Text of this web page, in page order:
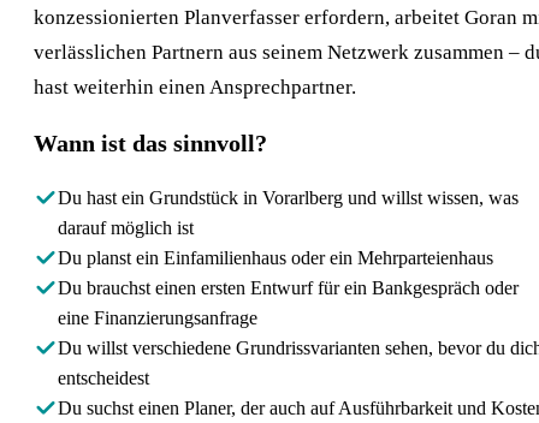
konzessionierten Planverfasser erfordern, arbeitet Goran
verlässlichen Partnern aus seinem Netzwerk zusammen –
hast weiterhin einen Ansprechpartner.
Wann ist das sinnvoll?
Du hast ein Grundstück in Vorarlberg und willst wissen, was
darauf möglich ist
Du planst ein Einfamilienhaus oder ein Mehrparteienhaus
Du brauchst einen ersten Entwurf für ein Bankgespräch oder
eine Finanzierungsanfrage
Du willst verschiedene Grundrissvarianten sehen, bevor du
entscheidest
Du suchst einen Planer, der auch auf Ausführbarkeit und